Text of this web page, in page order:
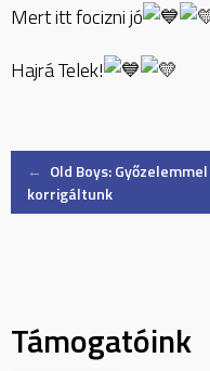
Mert itt focizni jó
Hajrá Telek!
Post
← Old Boys: Győzelemmel
korrigáltunk
Támogatóink